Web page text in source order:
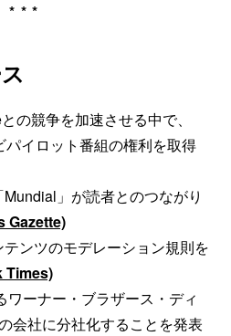
***
の競争を加速させる中で、
イロット番組の権利を取得
」が読者とのつながり
Gazette)
ンツのモデレーション規則を
Times)
ーナー・ブラザース・ディ
会社に分社化することを発表